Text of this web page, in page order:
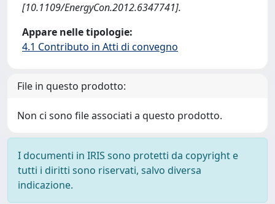
[10.1109/EnergyCon.2012.6347741].
Appare nelle tipologie:
4.1 Contributo in Atti di convegno
File in questo prodotto:
Non ci sono file associati a questo prodotto.
I documenti in IRIS sono protetti da copyright e
tutti i diritti sono riservati, salvo diversa
indicazione.